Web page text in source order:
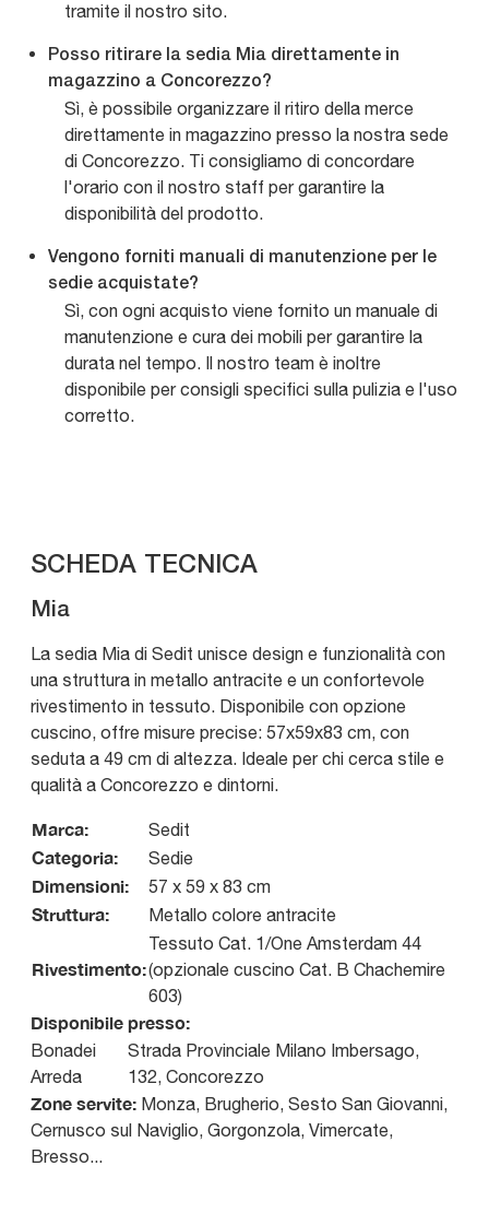
tramite il nostro sito.
Posso ritirare la sedia Mia direttamente in
magazzino a Concorezzo?
Sì, è possibile organizzare il ritiro della merce
direttamente in magazzino presso la nostra sede
di Concorezzo. Ti consigliamo di concordare
l'orario con il nostro staff per garantire la
disponibilità del prodotto.
Vengono forniti manuali di manutenzione per le
sedie acquistate?
Sì, con ogni acquisto viene fornito un manuale di
manutenzione e cura dei mobili per garantire la
durata nel tempo. Il nostro team è inoltre
disponibile per consigli specifici sulla pulizia e l'uso
corretto.
SCHEDA TECNICA
Mia
La sedia Mia di Sedit unisce design e funzionalità con
una struttura in metallo antracite e un confortevole
rivestimento in tessuto. Disponibile con opzione
cuscino, offre misure precise: 57x59x83 cm, con
seduta a 49 cm di altezza. Ideale per chi cerca stile e
qualità a Concorezzo e dintorni.
Marca: Sedit
Categoria: Sedie
Dimensioni: 57 x 59 x 83 cm
Struttura: Metallo colore antracite
Rivestimento:
Tessuto Cat. 1/One Amsterdam 44
(opzionale cuscino Cat. B Chachemire
603)
Disponibile presso:
Bonadei
Arreda
Strada Provinciale Milano Imbersago,
132, Concorezzo
Zone servite: Monza, Brugherio, Sesto San Giovanni,
Cernusco sul Naviglio, Gorgonzola, Vimercate,
Bresso...